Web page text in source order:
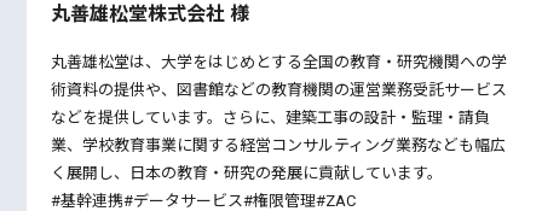
丸善雄松堂株式会社 様
丸善雄松堂は、大学をはじめとする全国の教育・研究機関への学
術資料の提供や、図書館などの教育機関の運営業務受託サービス
などを提供しています。さらに、建築工事の設計・監理・請負
業、学校教育事業に関する経営コンサルティング業務なども幅広
く展開し、日本の教育・研究の発展に貢献しています。
#基幹連携#データサービス#権限管理#ZAC